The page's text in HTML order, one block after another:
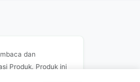
dan
Produk. Produk ini